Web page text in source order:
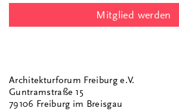
Mitglied werden
Architekturforum Freiburg e.V.
Guntramstraße 15
79106 Freiburg im Breisgau